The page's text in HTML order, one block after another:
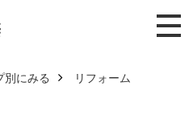
別にみる リフォーム